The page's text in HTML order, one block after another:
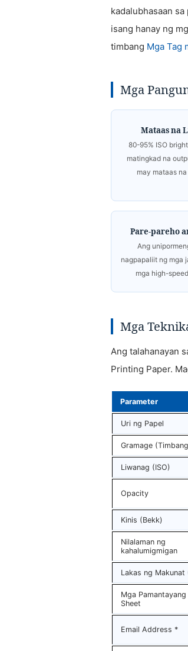
kadalubhasaan
isang hanay ng
timbang Mga Tag
Mga
Mataas na
80-95% ISO
matingkad na
may mataas
Pare-pareho
Ang
nagpapaliit ng mga
mga high-
Mga
Ang talahanayan
Printing Paper.
Parameter
Uri ng Papel
Gramage
Liwanag (ISO)
Opacity
Kinis (Bekk)
Nilalaman ng
kahalumigmigan
Lakas ng Makunat
Mga
Sheet
Email Address *